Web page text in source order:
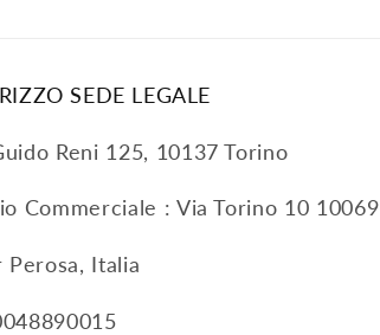
SEDE LEGALE
Reni 125, 10137 Torino
Commerciale : Via Torino 10 10069
Perosa, Italia